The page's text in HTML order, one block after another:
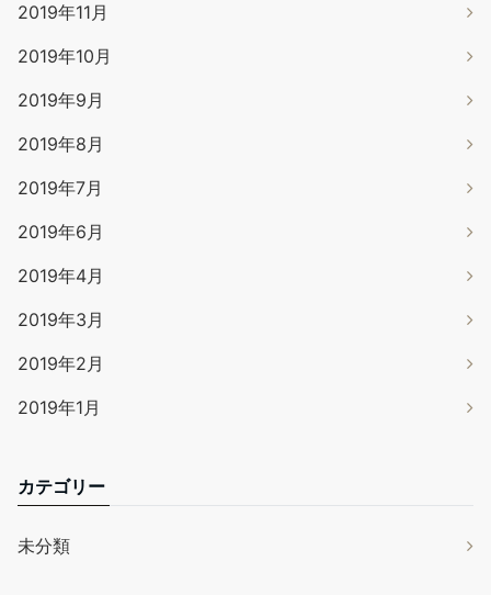
2019年11月
2019年10月
2019年9月
2019年8月
2019年7月
2019年6月
2019年4月
2019年3月
2019年2月
2019年1月
カテゴリー
未分類